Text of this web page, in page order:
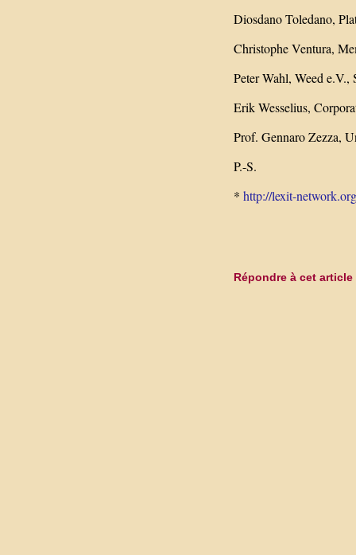
Diosdano Toledano,
Christophe Ventura,
Peter Wahl, Weed
Erik Wesselius,
Prof. Gennaro Zezza,
P.-S.
* http://lexit-
Répondre à cet article